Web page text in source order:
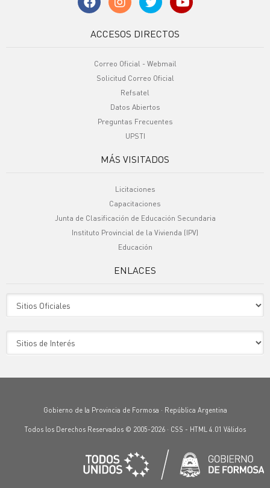
ACCESOS DIRECTOS
Correo Oficial - Webmail
Solicitud Correo Oficial
Refsatel
Datos Abiertos
Preguntas Frecuentes
UPSTI
MÁS VISITADOS
Licitaciones
Capacitaciones
Junta de Clasificación de Educación Secundaria
Instituto Provincial de la Vivienda (IPV)
Educación
ENLACES
Gobierno de la Provincia de Formosa · República Argentina
Todos los Derechos Reservados © 2005-2026 · CSS - HTML 4.01 Válidos